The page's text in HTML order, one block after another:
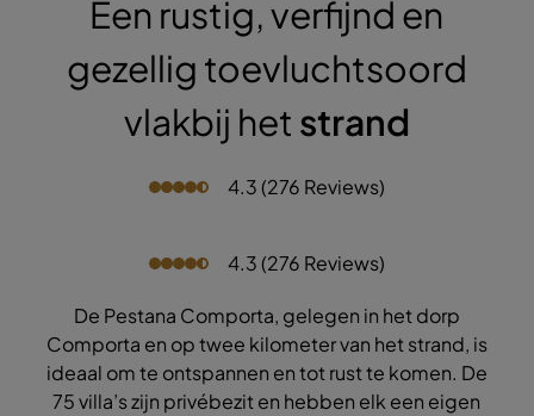
Een rustig, verfijnd en
gezellig toevluchtsoord
vlakbij het strand
4.3 (276 Reviews)
4.3 (276 Reviews)
De Pestana Comporta, gelegen in het dorp
Comporta en op twee kilometer van het strand, is
ideaal om te ontspannen en tot rust te komen. De
75 villa’s zijn privébezit en hebben elk een eigen